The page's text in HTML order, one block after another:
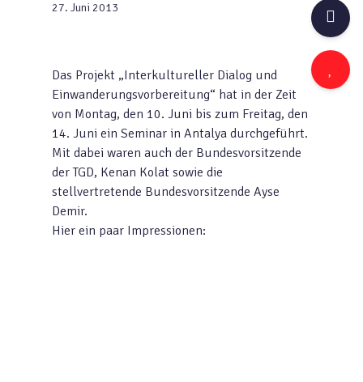
27. Juni 2013
Das Projekt „Interkultureller Dialog und
Einwanderungsvorbereitung“ hat in der Zeit
von Montag, den 10. Juni bis zum Freitag, den
14. Juni ein Seminar in Antalya durchgeführt.
Mit dabei waren auch der Bundesvorsitzende
der TGD, Kenan Kolat sowie die
stellvertretende Bundesvorsitzende Ayse
Demir.
Hier ein paar Impressionen: